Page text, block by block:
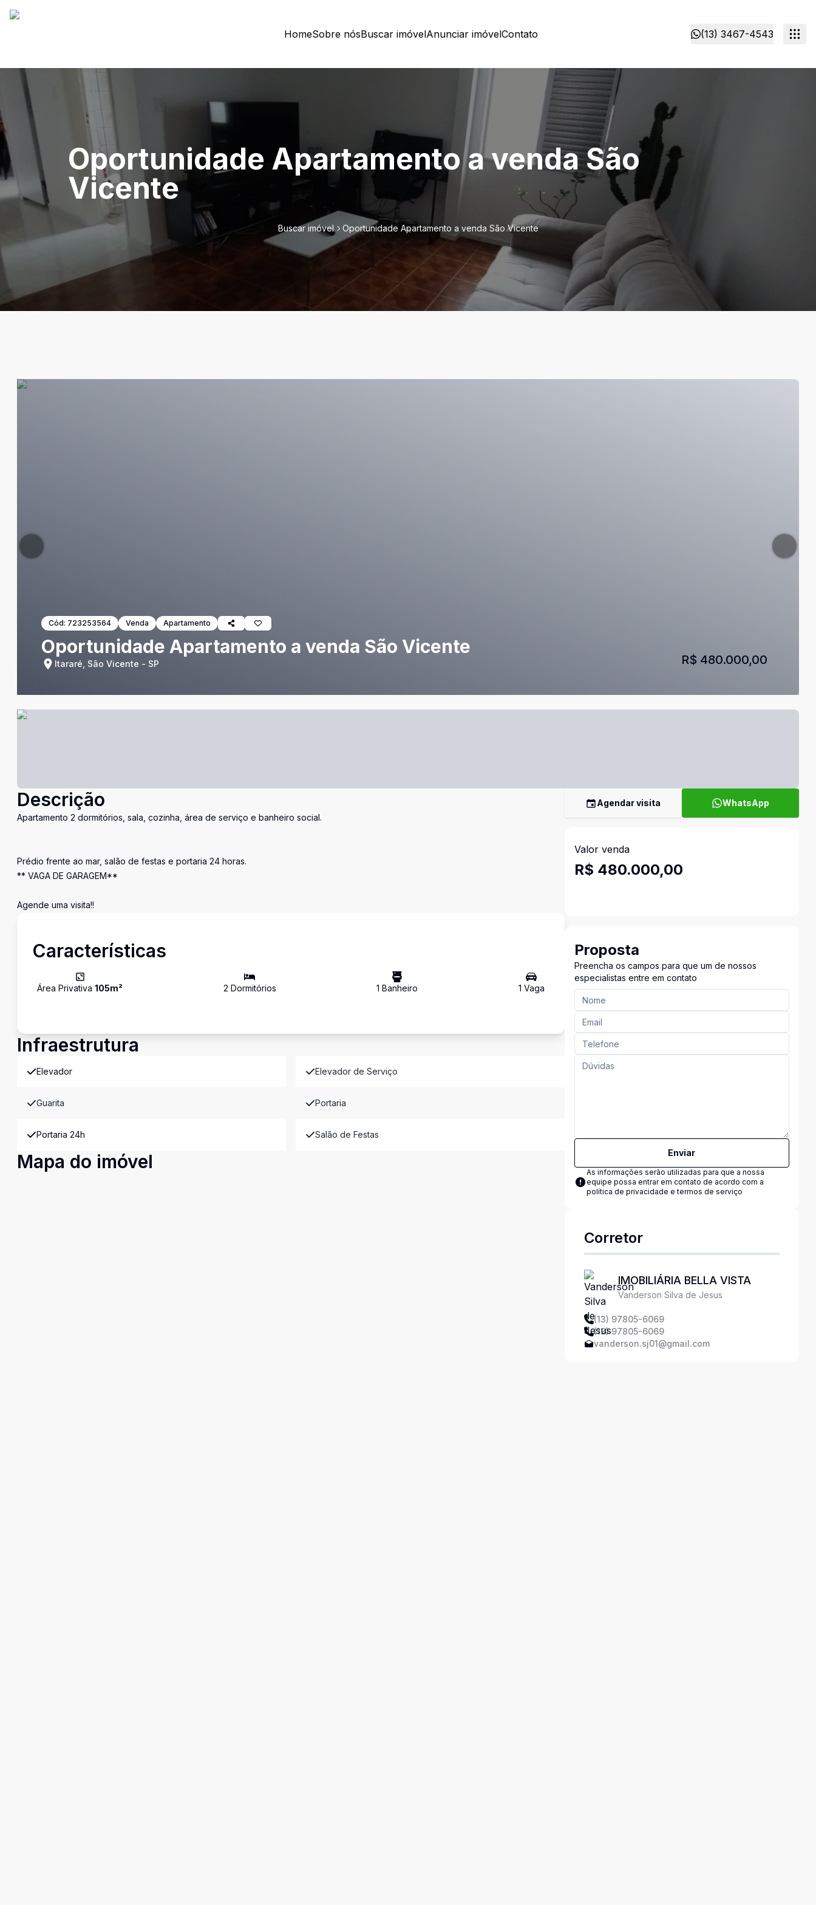
HomeSobre nósBuscar imóvelAnunciar imóvelContato (13) 3467-4543
Oportunidade Apartamento a venda São
Vicente
Buscar imóvel Oportunidade Apartamento a venda São Vicente
Cód: 723253564 Venda Apartamento
Oportunidade Apartamento a venda São Vicente
Itararé, São Vicente - SP R$ 480.000,00
Descrição
Apartamento 2 dormitórios, sala, cozinha, área de serviço e banheiro social.
Prédio frente ao mar, salão de festas e portaria 24 horas.
** VAGA DE GARAGEM**
Agende uma visita!!
Características
Área Privativa 105m² 2 Dormitórios 1 Banheiro 1 Vaga
Infraestrutura
Elevador Elevador de Serviço
Guarita Portaria
Portaria 24h Salão de Festas
Mapa do imóvel
Agendar visita WhatsApp
Valor venda
R$ 480.000,00
Proposta
Preencha os campos para que um de nossos
especialistas entre em contato
Enviar
As informações serão utilizadas para que a nossa
equipe possa entrar em contato de acordo com a
política de privacidade e termos de serviço
Corretor
IMOBILIÁRIA BELLA VISTA
Vanderson Silva de Jesus
(13) 97805-6069
(13) 97805-6069
vanderson.sj01@gmail.com